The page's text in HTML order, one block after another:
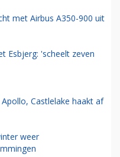
met Airbus A350-900 uit
Esbjerg: 'scheelt zeven
Castlelake haakt af
weer